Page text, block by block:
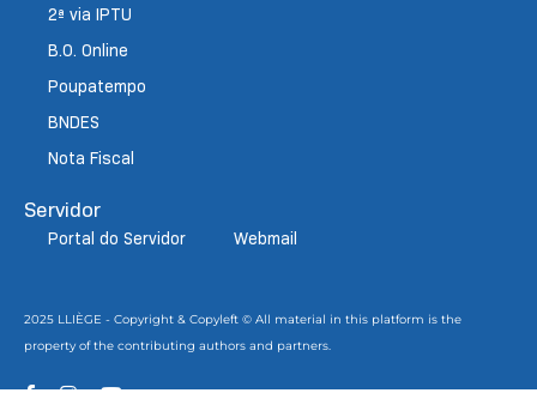
2ª via IPTU
B.O. Online
Poupatempo
BNDES
Nota Fiscal
Servidor
Portal do Servidor Webmail
2025 LLIÈGE - Copyright & Copyleft © All material in this platform is the
property of the contributing authors and partners.